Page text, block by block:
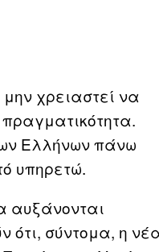
χρειαστεί να
Ελλήνων πάνω
υπηρετώ.
αυξάνονται
ότι, σύντομα, η